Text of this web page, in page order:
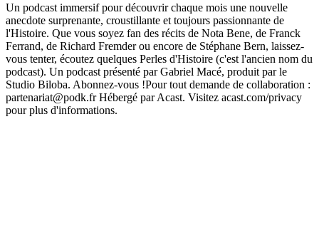
Un podcast immersif pour découvrir chaque mois une nouvelle
anecdote surprenante, croustillante et toujours passionnante de
l'Histoire. Que vous soyez fan des récits de Nota Bene, de Franck
Ferrand, de Richard Fremder ou encore de Stéphane Bern, laissez-
vous tenter, écoutez quelques Perles d'Histoire (c'est l'ancien nom du
podcast). Un podcast présenté par Gabriel Macé, produit par le
Studio Biloba. Abonnez-vous !Pour tout demande de collaboration :
partenariat@podk.fr Hébergé par Acast. Visitez acast.com/privacy
pour plus d'informations.